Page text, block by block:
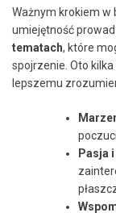
Ważnym krokiem w
umiejętność
tematach, które
spojrzenie. Oto
lepszemu
Pasja